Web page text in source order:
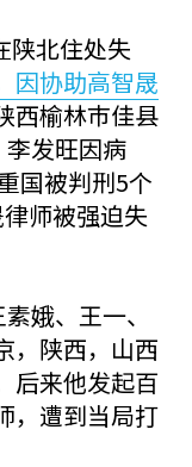
陕北住处失
因协助高智晟
西榆林巿佳县
发旺因病
国被判刑5个
师被强迫失
娥、王一、
，陕西，山西
后来他发起百
，遭到当局打